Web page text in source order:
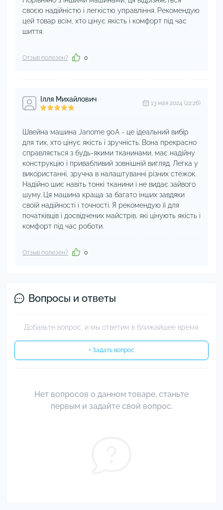
своєю надійністю і легкістю управління. Рекомендую
цей товар всім, хто цінує якість і комфорт під час
шиття.
Отзыв полезен? 0
Ілля Михайлович 13 мая 2024 (22:26)
Швейна машина Janome 90A - це ідеальний вибір
для тих, хто цінує якість і зручність. Вона прекрасно
справляється з будь-якими тканинами, має надійну
конструкцію і привабливий зовнішній вигляд. Легка у
використанні, зручна в налаштуванні різних стежок.
Надійно шиє навіть тонкі тканини і не видає зайвого
шуму. Ця машина краща за багато інших завдяки
своїй надійності і точності. Я рекомендую її для
початківців і досвідчених майстрів, які цінують якість і
комфорт під час роботи.
Отзыв полезен? 0
Вопросы и ответы
Добавьте вопрос, и мы ответим в ближайшее время.
+ Задать вопрос
Нет вопросов о данном товаре, станьте
первым и задайте свой вопрос.